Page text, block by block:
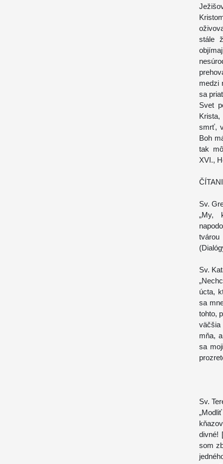
stále
medzi
sa
Svet
smrť,
Boh
tak
XVI.,
Sv.
„My,
Sv.
úcta,
sa
tohto,
väčšia
mňa,
sa
Sv.
divné!
som